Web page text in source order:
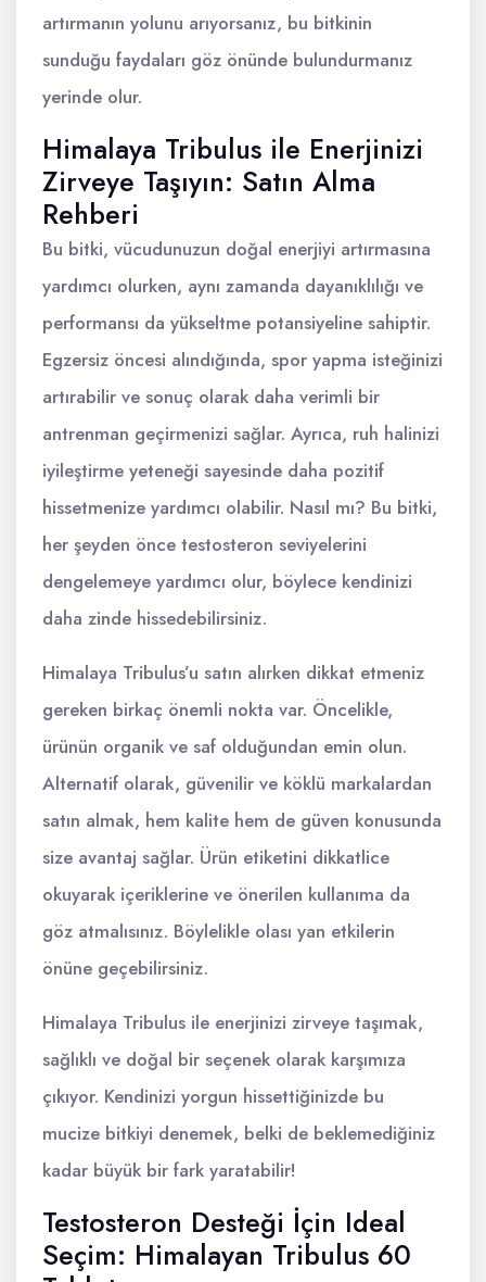
artırmanın yolunu arıyorsanız, bu bitkinin
sunduğu faydaları göz önünde bulundurmanız
yerinde olur.
Himalaya Tribulus ile Enerjinizi
Zirveye Taşıyın: Satın Alma
Rehberi
Bu bitki, vücudunuzun doğal enerjiyi artırmasına
yardımcı olurken, aynı zamanda dayanıklılığı ve
performansı da yükseltme potansiyeline sahiptir.
Egzersiz öncesi alındığında, spor yapma isteğinizi
artırabilir ve sonuç olarak daha verimli bir
antrenman geçirmenizi sağlar. Ayrıca, ruh halinizi
iyileştirme yeteneği sayesinde daha pozitif
hissetmenize yardımcı olabilir. Nasıl mı? Bu bitki,
her şeyden önce testosteron seviyelerini
dengelemeye yardımcı olur, böylece kendinizi
daha zinde hissedebilirsiniz.
Himalaya Tribulus’u satın alırken dikkat etmeniz
gereken birkaç önemli nokta var. Öncelikle,
ürünün organik ve saf olduğundan emin olun.
Alternatif olarak, güvenilir ve köklü markalardan
satın almak, hem kalite hem de güven konusunda
size avantaj sağlar. Ürün etiketini dikkatlice
okuyarak içeriklerine ve önerilen kullanıma da
göz atmalısınız. Böylelikle olası yan etkilerin
önüne geçebilirsiniz.
Himalaya Tribulus ile enerjinizi zirveye taşımak,
sağlıklı ve doğal bir seçenek olarak karşımıza
çıkıyor. Kendinizi yorgun hissettiğinizde bu
mucize bitkiyi denemek, belki de beklemediğiniz
kadar büyük bir fark yaratabilir!
Testosteron Desteği İçin Ideal
Seçim: Himalayan Tribulus 60